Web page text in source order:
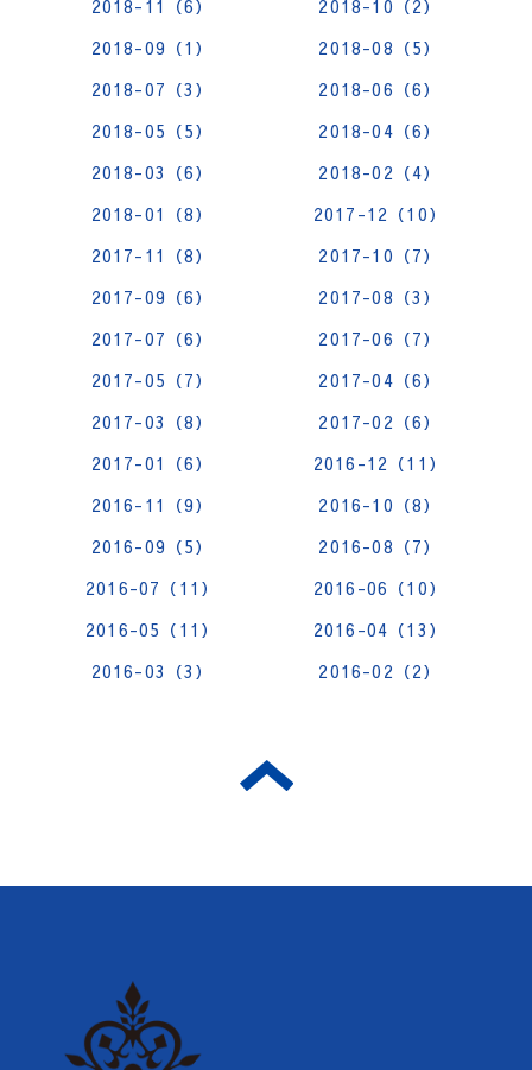
2018-11（6）
2018-10（2）
2018-09（1）
2018-08（5）
2018-07（3）
2018-06（6）
2018-05（5）
2018-04（6）
2018-03（6）
2018-02（4）
2018-01（8）
2017-12（10）
2017-11（8）
2017-10（7）
2017-09（6）
2017-08（3）
2017-07（6）
2017-06（7）
2017-05（7）
2017-04（6）
2017-03（8）
2017-02（6）
2017-01（6）
2016-12（11）
2016-11（9）
2016-10（8）
2016-09（5）
2016-08（7）
2016-07（11）
2016-06（10）
2016-05（11）
2016-04（13）
2016-03（3）
2016-02（2）